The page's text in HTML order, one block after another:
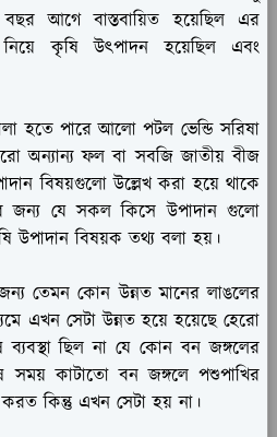
আগে বাস্তবায়িত হয়েছিল এর
নিয়ে কৃষি উৎপাদন হয়েছিল এবং
হতে পারে আলো পটল ভেন্ডি সরিষা
অন্যান্য ফল বা সবজি জাতীয় বীজ
বিষয়গুলো উল্লেখ করা হয়ে থাকে
জন্য যে সকল কিসে উপাদান গুলো
উপাদান বিষয়ক তথ্য বলা হয়।
তেমন কোন উন্নত মানের লাঙলের
এখন সেটা উন্নত হয়ে হয়েছে হেরো
ছিল না যে কোন বন জঙ্গলের
কাটাতো বন জঙ্গলে পশুপাখির
কিন্তু এখন সেটা হয় না।